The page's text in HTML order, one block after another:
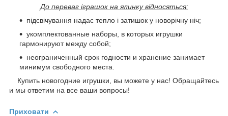
До переваг іграшок на ялинку відносяться:
підсвічування надає тепло і затишок у новорічну ніч;
укомплектованные наборы, в которых игрушки
гармонируют между собой;
неограниченный срок годности и хранение занимает
минимум свободного места.
Купить новогодние игрушки, вы можете у нас! Обращайтесь
и мы ответим на все ваши вопросы!
Приховати